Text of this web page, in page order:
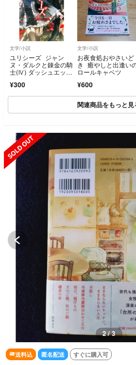
文学/小説
ユリシーズ ジャン
ヌ・ダルクと錬金の騎
士(Ⅳ) ダッシュエック
(著者),メロントマリ
¥300
文学/小説
お夜食処おやさいど
き 癒やしと出逢い
ロールキャベツ
¥600
関連商品をもっと見
2 / 3
送料込 匿名配送 すぐに購入可